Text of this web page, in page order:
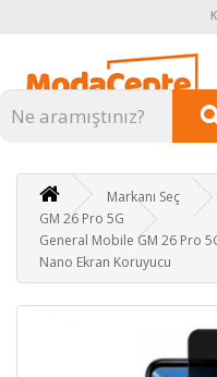
Kategoriler
Markanı Seç
GM 26 Pro 5G
General Mobile GM 26 Pro
Nano Ekran Koruyucu